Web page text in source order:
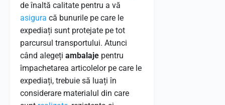
de înaltă calitate pentru a vă
asigura că bunurile pe care le
expediați sunt protejate pe tot
parcursul transportului. Atunci
când alegeți ambalaje pentru
împachetarea articolelor pe care le
expediați, trebuie să luați în
considerare materialul din care